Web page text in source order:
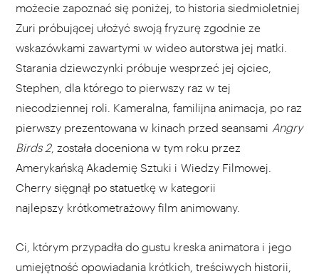
możecie zapoznać się poniżej, to historia siedmioletniej
Zuri próbującej ułożyć swoją fryzurę zgodnie ze
wskazówkami zawartymi w wideo autorstwa jej matki.
Starania dziewczynki próbuje wesprzeć jej ojciec,
Stephen, dla którego to pierwszy raz w tej
niecodziennej roli. Kameralna, familijna animacja, po raz
pierwszy prezentowana w kinach przed seansami Angry
Birds 2, została doceniona w tym roku przez
Amerykańską Akademię Sztuki i Wiedzy Filmowej.
Cherry sięgnął po statuetkę w kategorii
najlepszy krótkometrażowy film animowany.
Ci, którym przypadła do gustu kreska animatora i jego
umiejętność opowiadania krótkich, treściwych historii,